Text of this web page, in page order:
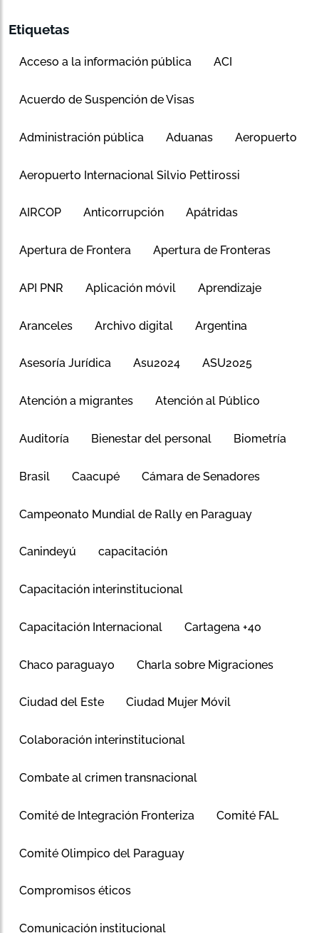
Etiquetas
Acceso a la información pública ACI
Acuerdo de Suspención de Visas
Administración pública Aduanas Aeropuerto
Aeropuerto Internacional Silvio Pettirossi
AIRCOP Anticorrupción Apátridas
Apertura de Frontera Apertura de Fronteras
API PNR Aplicación móvil Aprendizaje
Aranceles Archivo digital Argentina
Asesoría Jurídica Asu2024 ASU2025
Atención a migrantes Atención al Público
Auditoría Bienestar del personal Biometría
Brasil Caacupé Cámara de Senadores
Campeonato Mundial de Rally en Paraguay
Canindeyú capacitación
Capacitación interinstitucional
Capacitación Internacional Cartagena +40
Chaco paraguayo Charla sobre Migraciones
Ciudad del Este Ciudad Mujer Móvil
Colaboración interinstitucional
Combate al crimen transnacional
Comité de Integración Fronteriza Comité FAL
Comité Olimpico del Paraguay
Compromisos éticos
Comunicación institucional